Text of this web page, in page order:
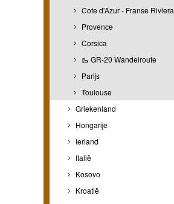
Cote d'Azur - Franse Riviera
Provence
Corsica
🥾 GR-20 Wandelroute
Parijs
Toulouse
Griekenland
Hongarije
Ierland
Italië
Kosovo
Kroatië